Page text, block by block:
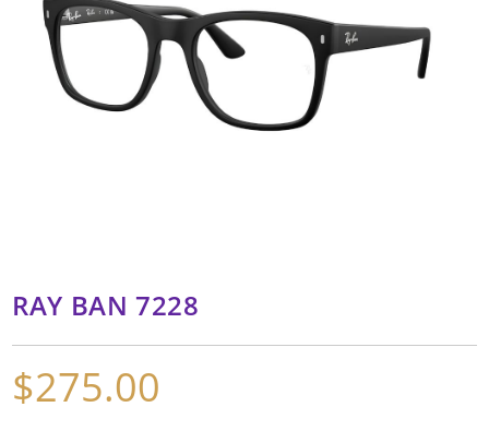
RAY BAN 7228
$275.00